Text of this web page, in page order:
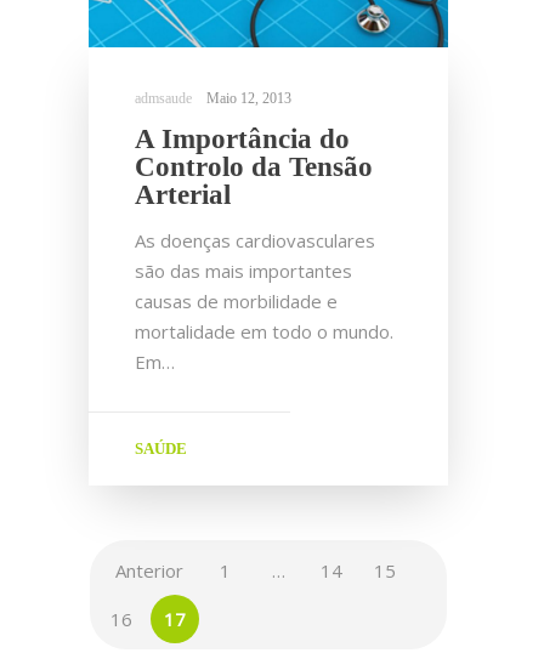
Maio 12, 2013
A Importância do
Controlo da Tensão
Arterial
As doenças cardiovasculares
são das mais importantes
causas de morbilidade e
mortalidade em todo o mundo.
Em…
SAÚDE
Anterior 1 … 14
15
16
17